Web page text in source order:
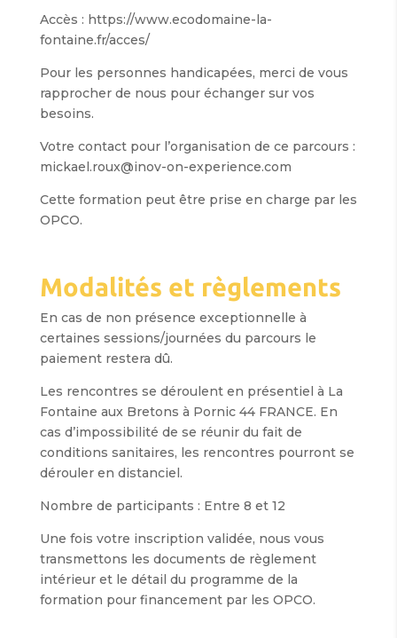
Accès : https://www.ecodomaine-la-
fontaine.fr/acces/
Pour les personnes handicapées, merci de vous
rapprocher de nous pour échanger sur vos
besoins.
Votre contact pour l’organisation de ce parcours :
mickael.roux@inov-on-experience.com
Cette formation peut être prise en charge par les
OPCO.
Modalités et règlements
En cas de non présence exceptionnelle à
certaines sessions/journées du parcours le
paiement restera dû.
Les rencontres se déroulent en présentiel à La
Fontaine aux Bretons à Pornic 44 FRANCE. En
cas d’impossibilité de se réunir du fait de
conditions sanitaires, les rencontres pourront se
dérouler en distanciel.
Nombre de participants : Entre 8 et 12
Une fois votre inscription validée, nous vous
transmettons les documents de règlement
intérieur et le détail du programme de la
formation pour financement par les OPCO.